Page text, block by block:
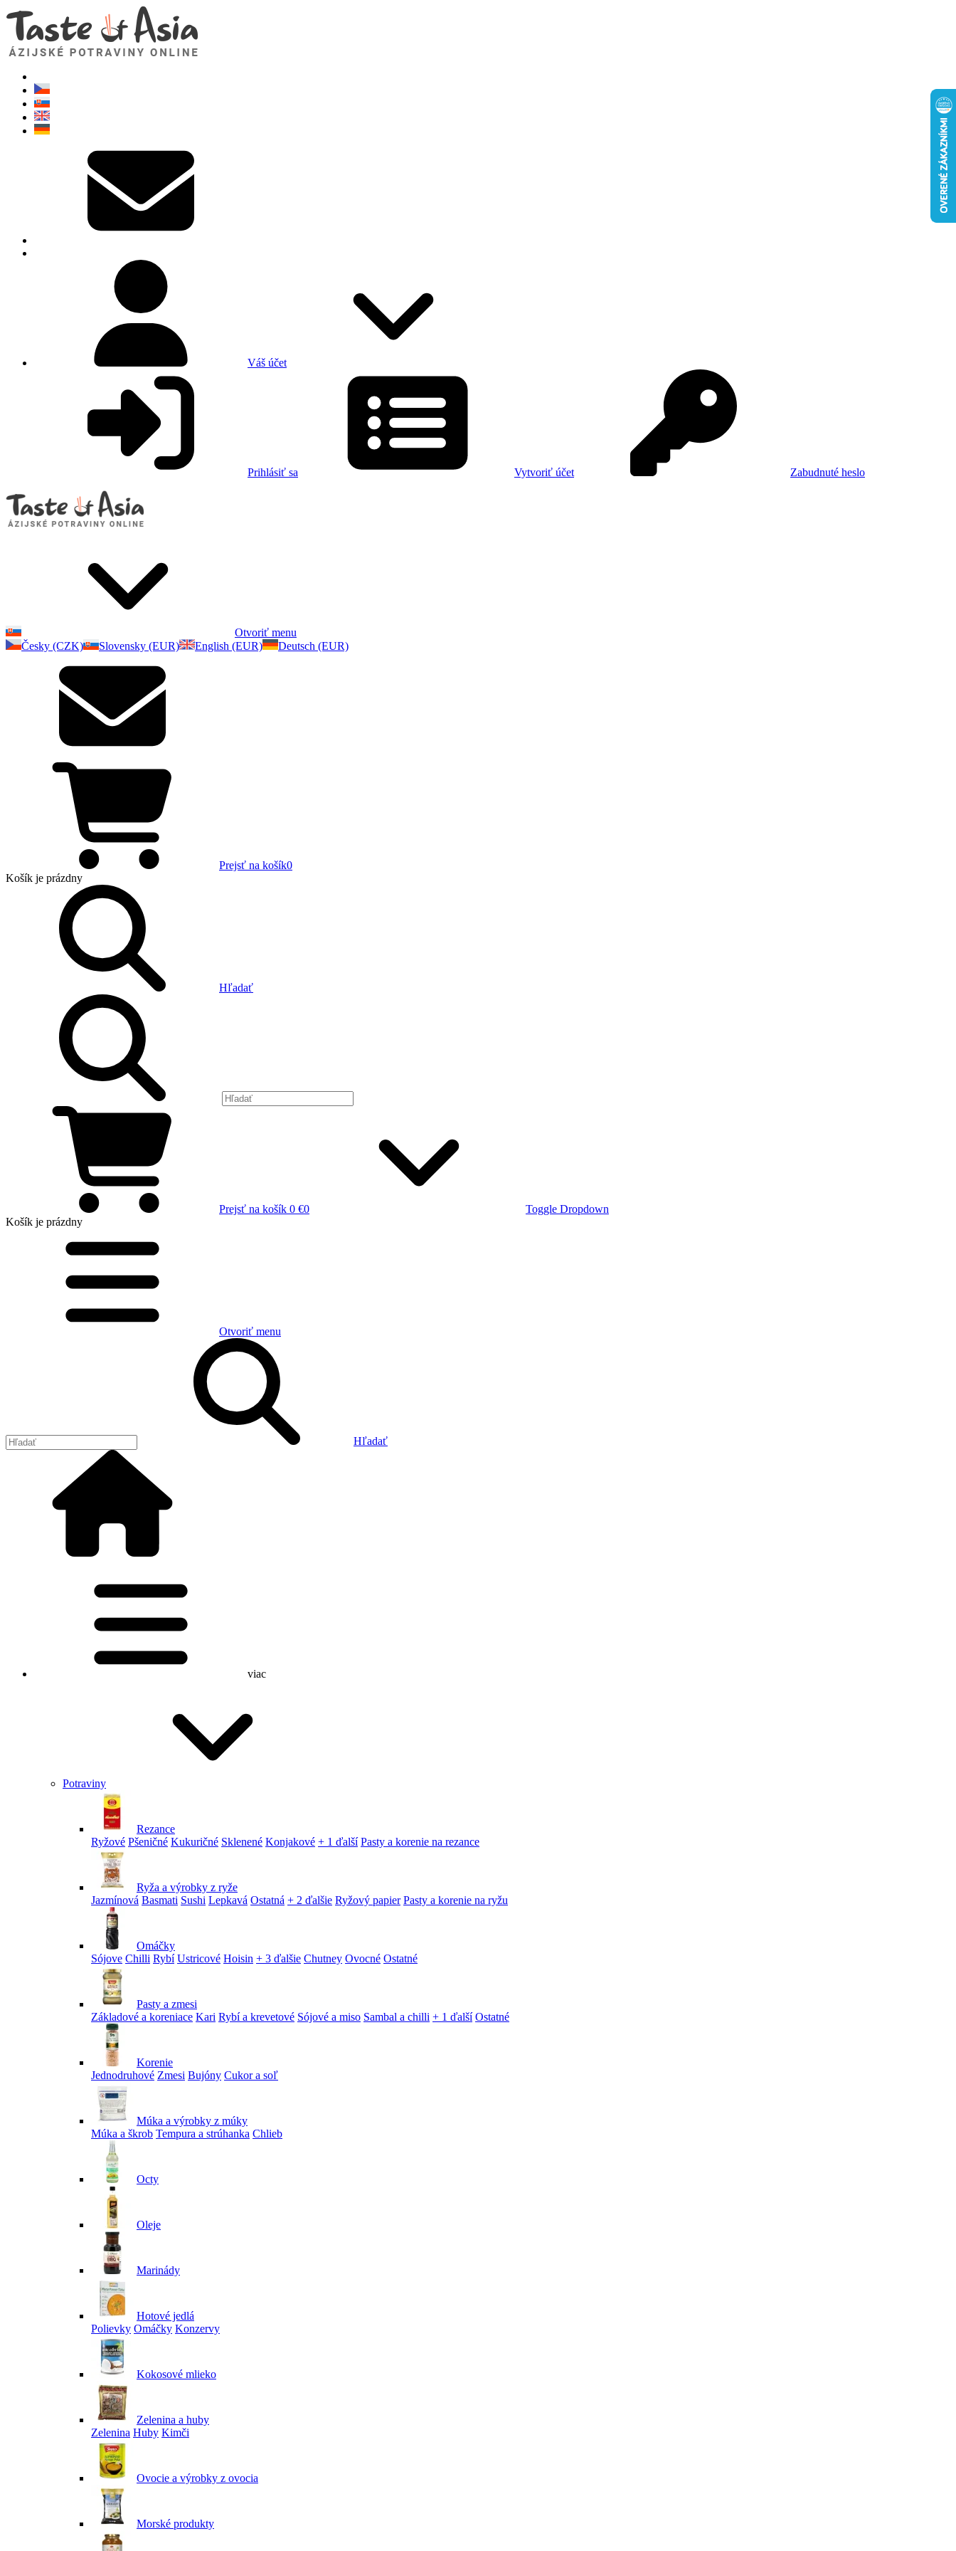
Váš účet
Prihlásiť sa Vytvoriť účet Zabudnuté heslo
Otvoriť menu
Česky (CZK)
Slovensky (EUR) English (EUR) Deutsch (EUR)
Prejsť na košík0
Košík je prázdny
Hľadať
Prejsť na košík 0 €0
Toggle Dropdown
Košík je prázdny
Otvoriť menu
Hľadať
viac
Potraviny
Rezance
Ryžové Pšeničné Kukuričné Sklenené Konjakové + 1 ďalší Pasty a korenie na rezance
Ryža a výrobky z ryže
Jazmínová Basmati Sushi Lepkavá Ostatná + 2 ďalšie Ryžový papier Pasty a korenie na ryžu
Omáčky
Sójove Chilli Rybí Ustricové Hoisin + 3 ďalšie Chutney Ovocné Ostatné
Pasty a zmesi
Základové a koreniace Kari Rybí a krevetové Sójové a miso Sambal a chilli + 1 ďalší Ostatné
Korenie
Jednodruhové Zmesi Bujóny Cukor a soľ
Múka a výrobky z múky
Múka a škrob Tempura a strúhanka Chlieb
Octy
Oleje
Marinády
Hotové jedlá
Polievky Omáčky Konzervy
Kokosové mlieko
Zelenina a huby
Zelenina Huby Kimči
Ovocie a výrobky z ovocia
Morské produkty